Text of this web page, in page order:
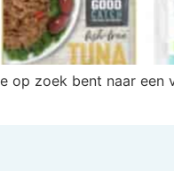
op zoek bent naar een